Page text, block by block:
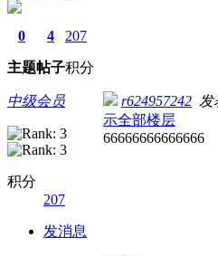
0
主题
4
帖子
207
积分
中级会员
积分
207
发消息
r624957242 发
示全部楼层
66666666666666